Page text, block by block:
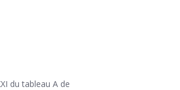
du tableau A de